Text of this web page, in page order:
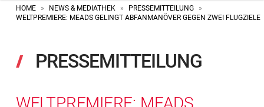
HOME » NEWS & MEDIATHEK » PRESSEMITTEILUNG
»
WELTPREMIERE: MEADS GELINGT ABFANMANÖVER GEGEN ZWEI FLUGZIELE
PRESSEMITTEILUNG